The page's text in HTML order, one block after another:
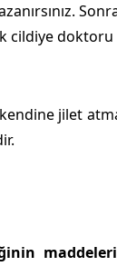
cildiye
jilet